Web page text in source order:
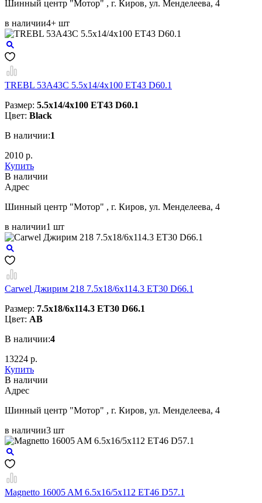
Шинный центр "Мотор" , г. Киров, ул. Менделеева, 4
в наличии4+ шт
TREBL 53A43C 5.5x14/4x100 ET43 D60.1
Размер: 5.5x14/4x100 ET43 D60.1
Цвет: Black
В наличии:1
2010 р.
Купить
В наличии
Aдрес
Шинный центр "Мотор" , г. Киров, ул. Менделеева, 4
в наличии1 шт
Carwel Джирим 218 7.5x18/6x114.3 ET30 D66.1
Размер: 7.5x18/6x114.3 ET30 D66.1
Цвет: AB
В наличии:4
13224 р.
Купить
В наличии
Aдрес
Шинный центр "Мотор" , г. Киров, ул. Менделеева, 4
в наличии3 шт
Magnetto 16005 AM 6.5x16/5x112 ET46 D57.1